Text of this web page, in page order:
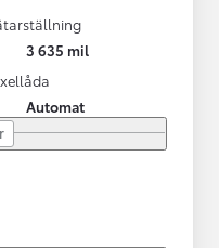
3 635 mil
Automat